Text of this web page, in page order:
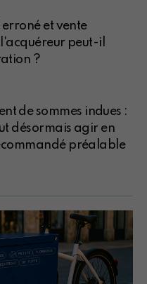
erroné et vente
peut-il
?
de sommes indues :
désormais agir en
préalable